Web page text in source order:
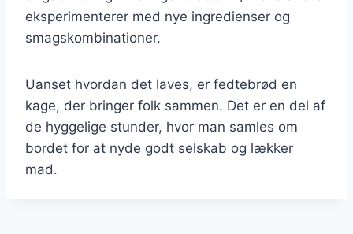
eksperimenterer med nye ingredienser og
smagskombinationer.
Uanset hvordan det laves, er fedtebrød en
kage, der bringer folk sammen. Det er en del af
de hyggelige stunder, hvor man samles om
bordet for at nyde godt selskab og lækker
mad.